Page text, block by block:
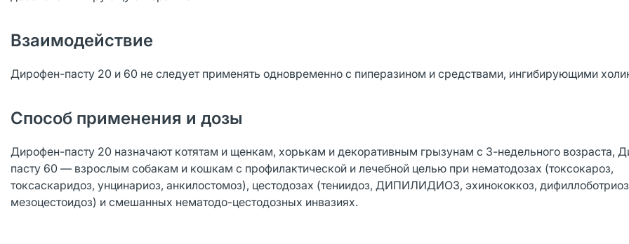
Взаимодействие
Дирофен-пасту 20 и 60 не следует применять одновременно с пиперазином и средствами, ингибирующими
Способ применения и дозы
Дирофен-пасту 20 назначают котятам и щенкам, хорькам и декоративным грызунам с 3-недельного возраста,
пасту 60 — взрослым собакам и кошкам с профилактической и лечебной целью при нематодозах (токсокароз,
токсаскаридоз, унцинариоз, анкилостомоз), цестодозах (тениидоз, ДИПИЛИДИОЗ, эхинококкоз,
мезоцестоидоз) и смешанных нематодо-цестодозных инвазиях.